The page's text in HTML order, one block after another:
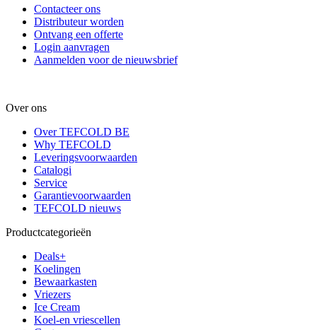
Contacteer ons
Distributeur worden
Ontvang een offerte
Login aanvragen
Aanmelden voor de nieuwsbrief
Over ons
Over TEFCOLD BE
Why TEFCOLD
Leveringsvoorwaarden
Catalogi
Service
Garantievoorwaarden
TEFCOLD nieuws
Productcategorieën
Deals+
Koelingen
Bewaarkasten
Vriezers
Ice Cream
Koel-en vriescellen